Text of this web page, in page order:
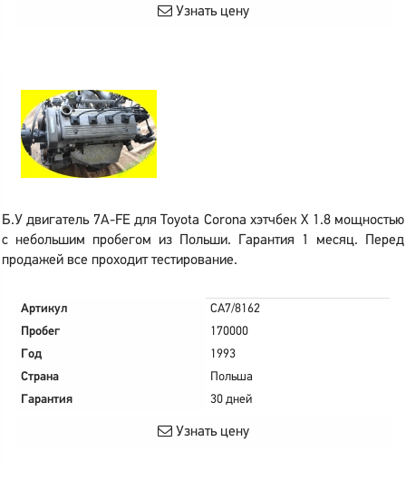
Узнать цену
Б.У двигатель 7A-FE для Toyota Corona хэтчбек X 1.8 мощностью
с небольшим пробегом из Польши. Гарантия 1 месяц. Перед
продажей все проходит тестирование.
Артикул
CA7/8162
Пробег
170000
Год
1993
Страна
Польша
Гарантия
30 дней
Узнать цену